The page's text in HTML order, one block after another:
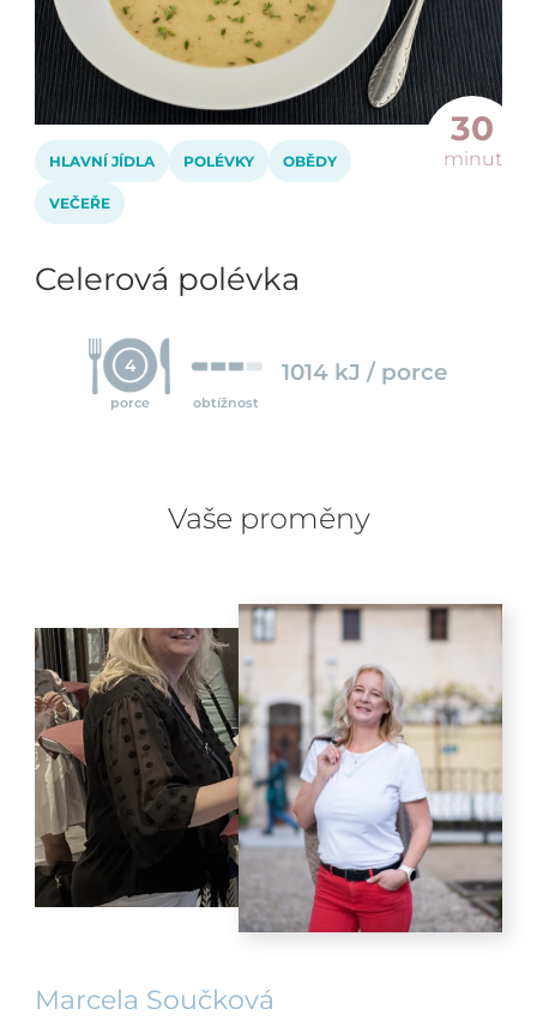
30
minut
HLAVNÍ JÍDLA POLÉVKY OBĚDY
VEČEŘE
Celerová polévka
4
porce obtížnost
1014 kJ / porce
Vaše proměny
Marcela Součková